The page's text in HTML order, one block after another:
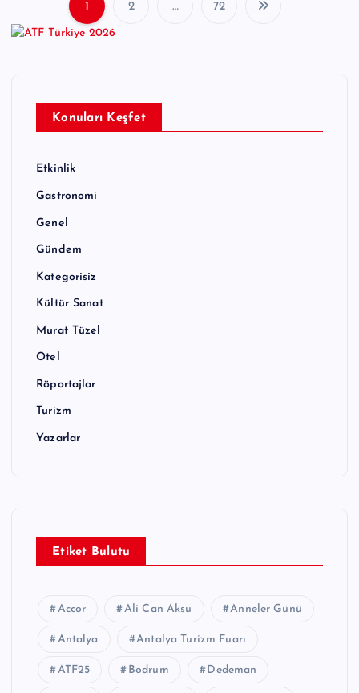
1 2 … 72
Konuları Keşfet
Etkinlik
Gastronomi
Genel
Gündem
Kategorisiz
Kültür Sanat
Murat Tüzel
Otel
Röportajlar
Turizm
Yazarlar
Etiket Bulutu
Accor Ali Can Aksu Anneler Günü
Antalya Antalya Turizm Fuarı
ATF25 Bodrum Dedeman